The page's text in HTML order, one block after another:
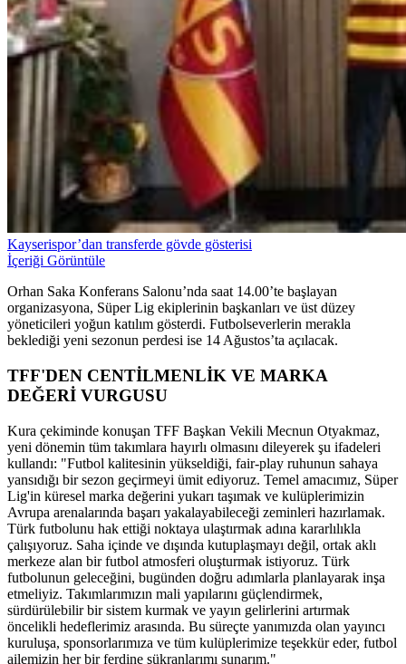
Kayserispor’dan transferde gövde gösterisi
İçeriği Görüntüle
Orhan Saka Konferans Salonu’nda saat 14.00’te başlayan
organizasyona, Süper Lig ekiplerinin başkanları ve üst düzey
yöneticileri yoğun katılım gösterdi. Futbolseverlerin merakla
beklediği yeni sezonun perdesi ise 14 Ağustos’ta açılacak.
TFF'DEN CENTİLMENLİK VE MARKA
DEĞERİ VURGUSU
Kura çekiminde konuşan TFF Başkan Vekili Mecnun Otyakmaz,
yeni dönemin tüm takımlara hayırlı olmasını dileyerek şu ifadeleri
kullandı: "Futbol kalitesinin yükseldiği, fair-play ruhunun sahaya
yansıdığı bir sezon geçirmeyi ümit ediyoruz. Temel amacımız, Süper
Lig'in küresel marka değerini yukarı taşımak ve kulüplerimizin
Avrupa arenalarında başarı yakalayabileceği zeminleri hazırlamak.
Türk futbolunu hak ettiği noktaya ulaştırmak adına kararlılıkla
çalışıyoruz. Saha içinde ve dışında kutuplaşmayı değil, ortak aklı
merkeze alan bir futbol atmosferi oluşturmak istiyoruz. Türk
futbolunun geleceğini, bugünden doğru adımlarla planlayarak inşa
etmeliyiz. Takımlarımızın mali yapılarını güçlendirmek,
sürdürülebilir bir sistem kurmak ve yayın gelirlerini artırmak
öncelikli hedeflerimiz arasında. Bu süreçte yanımızda olan yayıncı
kuruluşa, sponsorlarımıza ve tüm kulüplerimize teşekkür eder, futbol
ailemizin her bir ferdine şükranlarımı sunarım."